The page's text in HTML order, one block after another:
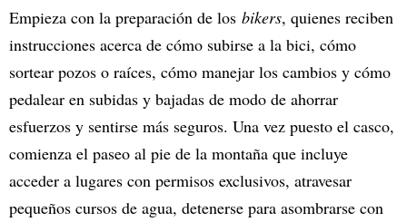
Empieza con la preparación de los bikers, quienes reciben
instrucciones acerca de cómo subirse a la bici, cómo
sortear pozos o raíces, cómo manejar los cambios y cómo
pedalear en subidas y bajadas de modo de ahorrar
esfuerzos y sentirse más seguros. Una vez puesto el casco,
comienza el paseo al pie de la montaña que incluye
acceder a lugares con permisos exclusivos, atravesar
pequeños cursos de agua, detenerse para asombrarse con